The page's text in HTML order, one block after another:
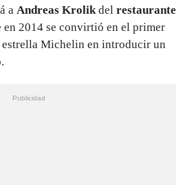
a Andreas Krolikdel restaurante
en 2014 se convirtió en el primer
estrella Michelin en introducir un